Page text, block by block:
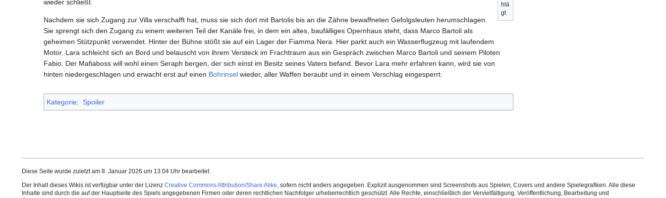
hlä
gt
wieder schließt.
Nachdem sie sich Zugang zur Villa verschafft hat, muss sie sich dort mit Bartolis bis an die Zähne bewaffneten Gefolgsleuten herumschlagen.
Sie sprengt sich den Zugang zu einem weiteren Teil der Kanäle frei, in dem ein altes, baufälliges Opernhaus steht, dass Marco Bartoli als
geheimen Stützpunkt verwendet. Hinter der Bühne stößt sie auf ein Lager der Fiamma Nera. Hier parkt auch ein Wasserflugzeug mit laufendem
Motor. Lara schleicht sich an Bord und belauscht von ihrem Versteck im Frachtraum aus ein Gespräch zwischen Marco Bartoli und seinem Piloten
Fabio. Der Mafiaboss will wohl einen Seraph bergen, der sich einst im Besitz seines Vaters befand. Bevor Lara mehr erfahren kann, wird sie von
hinten niedergeschlagen und erwacht erst auf einen Bohrinsel wieder, aller Waffen beraubt und in einem Verschlag eingesperrt.
Kategorie: Spoiler
Diese Seite wurde zuletzt am 8. Januar 2026 um 13:04 Uhr bearbeitet.
Der Inhalt dieses Wikis ist verfügbar unter der Lizenz Creative Commons Attribution/Share Alike , sofern nicht anders angegeben. Explizit ausgenommen sind Screenshots aus Spielen, Covers und andere Spielegrafiken. Alle diese
Inhalte sind durch die auf der Hauptseite des Spiels angegebenen Firmen oder deren rechtlichen Nachfolger urheberrechtlich geschützt. Alle Rechte, einschließlich der Vervielfältigung, Veröffentlichung, Bearbeitung und